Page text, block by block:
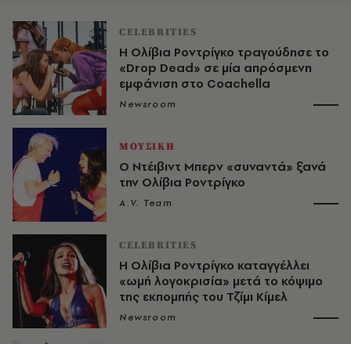
CELEBRITIES
Η Ολίβια Ροντρίγκο τραγούδησε το
«Drop Dead» σε μία απρόσμενη
εμφάνιση στο Coachella
Newsroom
ΜΟΥΣΙΚΗ
Ο Ντέιβιντ Μπερν «συναντά» ξανά
την Ολίβια Ροντρίγκο
A.V. Team
CELEBRITIES
Η Ολίβια Ροντρίγκο καταγγέλλει
«ωμή λογοκρισία» μετά το κόψιμο
της εκπομπής του Τζίμι Κίμελ
Newsroom